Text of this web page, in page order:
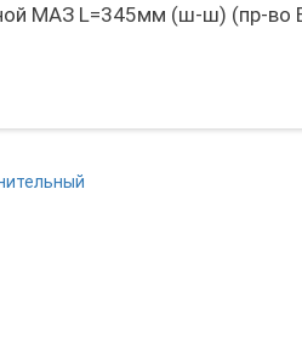
МАЗ L=345мм (ш-ш) (пр-во